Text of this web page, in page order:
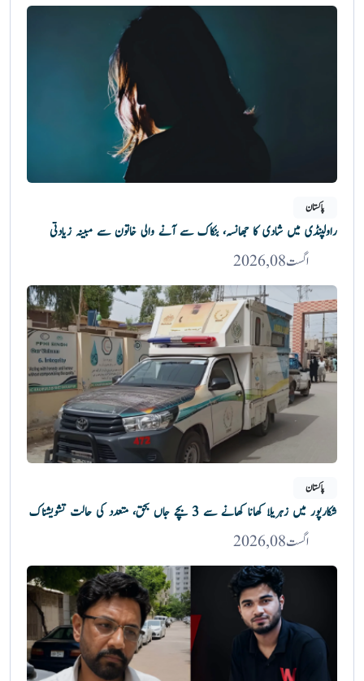
پاکستان
راولپنڈی میں شادی کا جھانسہ، بنکاک سے آنے والی خاتون سے مبینہ زیادتی
اگست 08, 2026
پاکستان
شکارپور میں زہریلا کھانا کھانے سے 3 بچے جاں بحق، متعدد کی حالت تشویشناک
اگست 08, 2026